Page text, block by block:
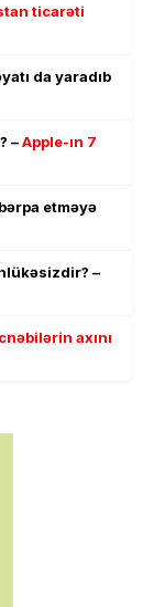
ticarəti
da yaradıb
–Apple-ın 7
etməyə
–
axını